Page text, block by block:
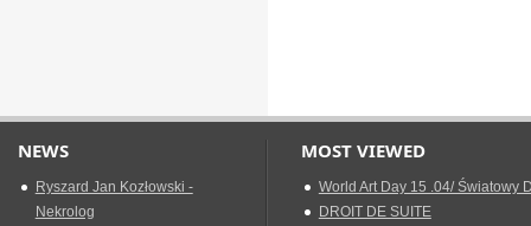
NEWS
Ryszard Jan Kozłowski -
Nekrolog
MOST VIEWED
World Art Day 15 .04/ Światowy
DROIT DE SUITE